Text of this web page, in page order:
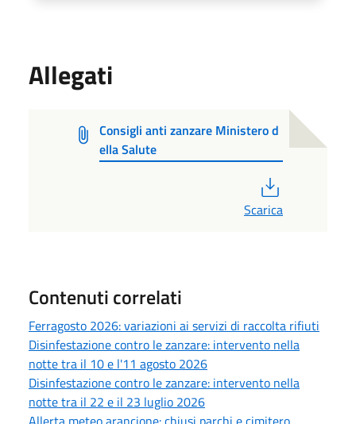
Allegati
Consigli anti zanzare Ministero d
ella Salute
Scarica
Contenuti correlati
Ferragosto 2026: variazioni ai servizi di raccolta rifiuti
Disinfestazione contro le zanzare: intervento nella
notte tra il 10 e l'11 agosto 2026
Disinfestazione contro le zanzare: intervento nella
notte tra il 22 e il 23 luglio 2026